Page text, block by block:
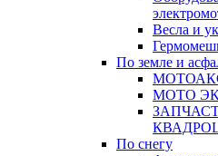
Весла и
По земле и
МОТО
По снегу